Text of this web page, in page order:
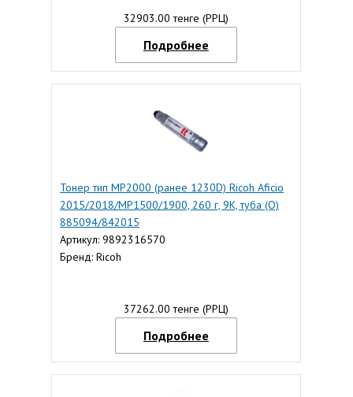
32903.00 тенге (РРЦ)
Подробнее
Тонер тип MP2000 (ранее 1230D) Ricoh Aficio
2015/2018/MP1500/1900, 260 г, 9K, туба (O)
885094/842015
Артикул: 9892316570
Бренд: Ricoh
37262.00 тенге (РРЦ)
Подробнее